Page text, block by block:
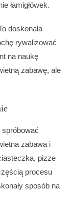
łamigłówek.
doskonała
rywalizować
na naukę
zabawę, ale
zabawa i
pizze
procesu
sposób na